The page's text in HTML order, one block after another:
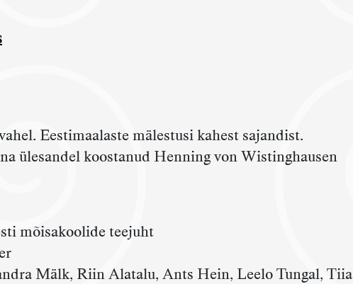
Eestimaalaste mälestusi kahest sajandist.
ülesandel koostanud Henning von Wistinghausen
mõisakoolide teejuht
Mälk, Riin Alatalu, Ants Hein, Leelo Tungal, Tiia